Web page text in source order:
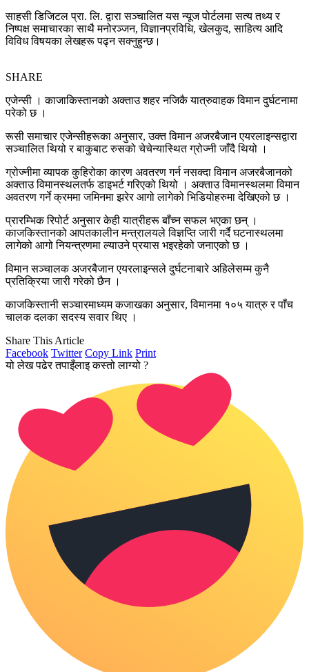
साहसी डिजिटल प्रा. लि. द्वारा सञ्चालित यस न्यूज पोर्टलमा सत्य तथ्य र
निष्पक्ष समाचारका साथै मनोरञ्जन, विज्ञानप्रविधि, खेलकुद, साहित्य आदि
विविध विषयका लेखहरू पढ्न सक्नुहुन्छ।
SHARE
एजेन्सी । काजाकिस्तानको अक्ताउ शहर नजिकै यात्रुवाहक विमान दुर्घटनामा
परेको छ ।
रूसी समाचार एजेन्सीहरूका अनुसार, उक्त विमान अजरबैजान एयरलाइन्सद्वारा
सञ्चालित थियो र बाकुबाट रुसको चेचेन्यास्थित ग्रोज्नी जाँदै थियो ।
ग्रोज्नीमा व्यापक कुहिरोका कारण अवतरण गर्न नसक्दा विमान अजरबैजानको
अक्ताउ विमानस्थलतर्फ डाइभर्ट गरिएको थियो । अक्ताउ विमानस्थलमा विमान
अवतरण गर्ने क्रममा जमिनमा झरेर आगो लागेको भिडियोहरुमा देखिएको छ ।
प्रारम्भिक रिपोर्ट अनुसार केही यात्रीहरू बाँच्न सफल भएका छन् ।
काजकिस्तानको आपतकालीन मन्त्रालयले विज्ञप्ति जारी गर्दै घटनास्थलमा
लागेको आगो नियन्त्रणमा ल्याउने प्रयास भइरहेको जनाएको छ ।
विमान सञ्चालक अजरबैजान एयरलाइन्सले दुर्घटनाबारे अहिलेसम्म कुनै
प्रतिक्रिया जारी गरेको छैन ।
काजकिस्तानी सञ्चारमाध्यम कजाखका अनुसार, विमानमा १०५ यात्रु र पाँच
चालक दलका सदस्य सवार थिए ।
Share This Article
Facebook Twitter Copy Link Print
यो लेख पढेर तपाइँलाइ कस्तो लाग्यो ?